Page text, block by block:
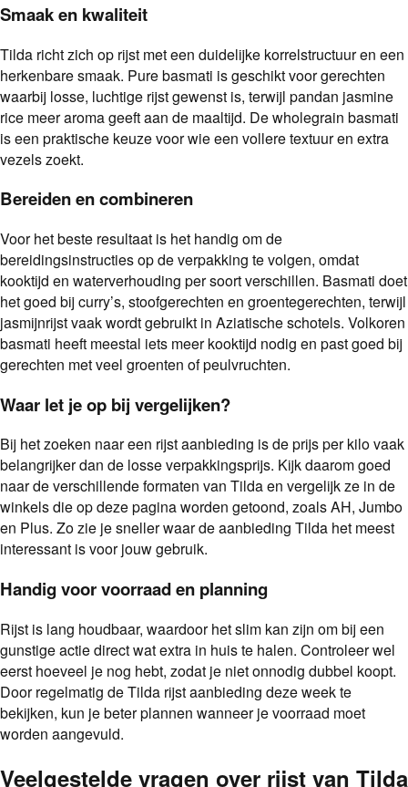
Smaak en kwaliteit
Tilda richt zich op rijst met een duidelijke korrelstructuur en een
herkenbare smaak. Pure basmati is geschikt voor gerechten
waarbij losse, luchtige rijst gewenst is, terwijl pandan jasmine
rice meer aroma geeft aan de maaltijd. De wholegrain basmati
is een praktische keuze voor wie een vollere textuur en extra
vezels zoekt.
Bereiden en combineren
Voor het beste resultaat is het handig om de
bereidingsinstructies op de verpakking te volgen, omdat
kooktijd en waterverhouding per soort verschillen. Basmati doet
het goed bij curry’s, stoofgerechten en groentegerechten, terwijl
jasmijnrijst vaak wordt gebruikt in Aziatische schotels. Volkoren
basmati heeft meestal iets meer kooktijd nodig en past goed bij
gerechten met veel groenten of peulvruchten.
Waar let je op bij vergelijken?
Bij het zoeken naar een rijst aanbieding is de prijs per kilo vaak
belangrijker dan de losse verpakkingsprijs. Kijk daarom goed
naar de verschillende formaten van Tilda en vergelijk ze in de
winkels die op deze pagina worden getoond, zoals AH, Jumbo
en Plus. Zo zie je sneller waar de aanbieding Tilda het meest
interessant is voor jouw gebruik.
Handig voor voorraad en planning
Rijst is lang houdbaar, waardoor het slim kan zijn om bij een
gunstige actie direct wat extra in huis te halen. Controleer wel
eerst hoeveel je nog hebt, zodat je niet onnodig dubbel koopt.
Door regelmatig de Tilda rijst aanbieding deze week te
bekijken, kun je beter plannen wanneer je voorraad moet
worden aangevuld.
Veelgestelde vragen over rijst van Tilda